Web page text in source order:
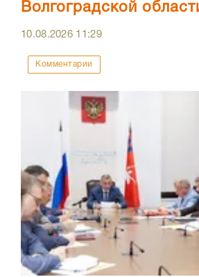
Волгоградской
10.08.2026 11:29
Комментарии